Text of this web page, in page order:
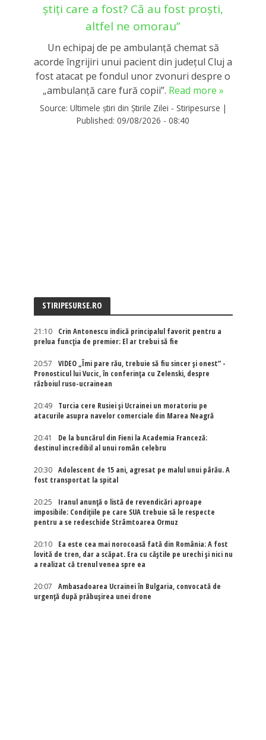
știți care a fost? Că au fost proști,
altfel ne omorau”
Un echipaj de pe ambulanță chemat să
acorde îngrijiri unui pacient din județul Cluj a
fost atacat pe fondul unor zvonuri despre o
„ambulanţă care fură copii”. Read more »
Source: Ultimele știri din Știrile Zilei - Stiripesurse |
Published: 09/08/2026 - 08:40
STIRIPESURSE.RO
21:10
Crin Antonescu indică principalul favorit pentru a
prelua funcția de premier: El ar trebui să fie
20:57
VIDEO „Îmi pare rău, trebuie să fiu sincer și onest” -
Pronosticul lui Vucic, în conferința cu Zelenski, despre
războiul ruso-ucrainean
20:49
Turcia cere Rusiei și Ucrainei un moratoriu pe
atacurile asupra navelor comerciale din Marea Neagră
20:41
De la buncărul din Fieni la Academia Franceză:
destinul incredibil al unui român celebru
20:30
Adolescent de 15 ani, agresat pe malul unui pârău. A
fost transportat la spital
20:25
Iranul anunță o listă de revendicări aproape
imposibile: Condițiile pe care SUA trebuie să le respecte
pentru a se redeschide Strâmtoarea Ormuz
20:10
Ea este cea mai norocoasă fată din România: A fost
lovită de tren, dar a scăpat. Era cu căștile pe urechi și nici nu
a realizat că trenul venea spre ea
20:07
Ambasadoarea Ucrainei în Bulgaria, convocată de
urgență după prăbușirea unei drone